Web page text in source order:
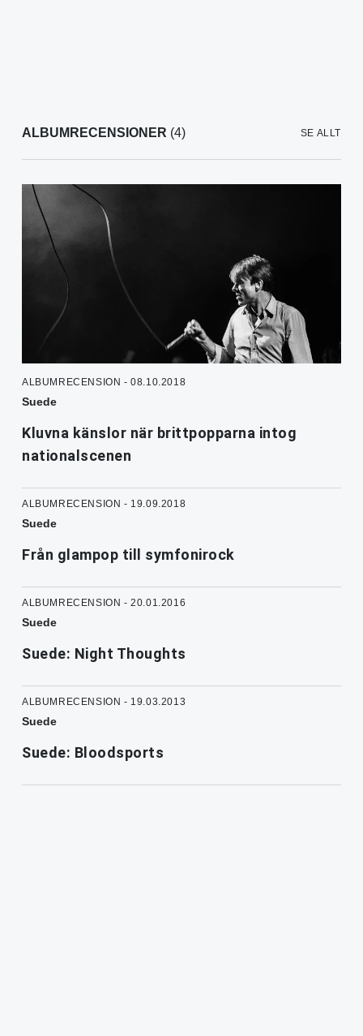
ALBUMRECENSIONER (4) SE ALLT
ALBUMRECENSION - 08.10.2018
Suede
Kluvna känslor när brittpopparna intog
nationalscenen
ALBUMRECENSION - 19.09.2018
Suede
Från glampop till symfonirock
ALBUMRECENSION - 20.01.2016
Suede
Suede: Night Thoughts
ALBUMRECENSION - 19.03.2013
Suede
Suede: Bloodsports